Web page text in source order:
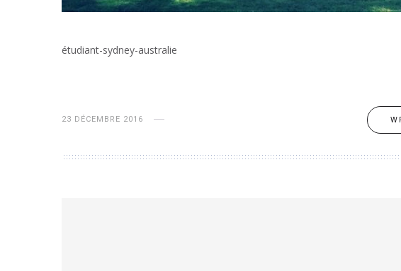
étudiant-sydney-australie
23 DÉCEMBRE 2016